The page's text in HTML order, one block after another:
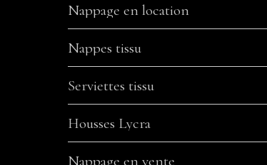
Nappage en location
Nappes tissu
Serviettes tissu
Housses Lycra
Nappage en vente